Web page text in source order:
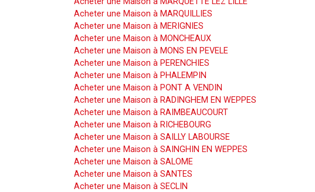
Acheter une Maison à MARQUILLIES
Acheter une Maison à MERIGNIES
Acheter une Maison à MONCHEAUX
Acheter une Maison à MONS EN PEVELE
Acheter une Maison à PERENCHIES
Acheter une Maison à PHALEMPIN
Acheter une Maison à PONT A VENDIN
Acheter une Maison à RADINGHEM EN WEPPES
Acheter une Maison à RAIMBEAUCOURT
Acheter une Maison à RICHEBOURG
Acheter une Maison à SAILLY LABOURSE
Acheter une Maison à SAINGHIN EN WEPPES
Acheter une Maison à SALOME
Acheter une Maison à SANTES
Acheter une Maison à SECLIN